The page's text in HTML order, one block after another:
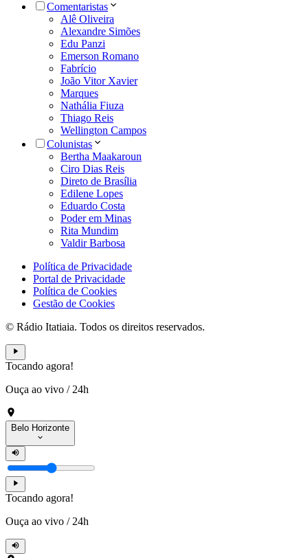
Comentaristas
Alê Oliveira
Alexandre Simões
Edu Panzi
Emerson Romano
Fabrício
João Vitor Xavier
Marques
Nathália Fiuza
Thiago Reis
Wellington Campos
Colunistas
Bertha Maakaroun
Ciro Dias Reis
Direto de Brasília
Edilene Lopes
Eduardo Costa
Poder em Minas
Rita Mundim
Valdir Barbosa
Política de Privacidade
Portal de Privacidade
Política de Cookies
Gestão de Cookies
© Rádio Itatiaia. Todos os direitos reservados.
Tocando agora!
Ouça ao vivo / 24h
Belo Horizonte
Tocando agora!
Ouça ao vivo / 24h